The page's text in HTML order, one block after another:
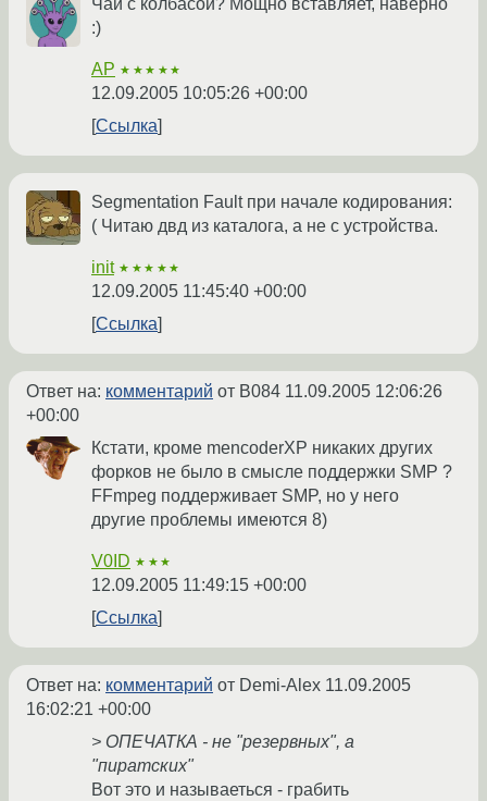
Чай с колбасой? Мощно вставляет, наверно
:)
AP ★★★★★
12.09.2005 10:05:26 +00:00
Ссылка
Segmentation Fault при начале кодирования:
( Читаю двд из каталога, а не с устройства.
init ★★★★★
12.09.2005 11:45:40 +00:00
Ссылка
Ответ на: комментарий от B084 11.09.2005 12:06:26
+00:00
Кстати, кроме mencoderXP никаких других
форков не было в смысле поддержки SMP ?
FFmpeg поддерживает SMP, но у него
другие проблемы имеются 8)
V0ID ★★★
12.09.2005 11:49:15 +00:00
Ссылка
Ответ на: комментарий от Demi-Alex 11.09.2005
16:02:21 +00:00
> ОПЕЧАТКА - не "резервных", а
"пиратских"
Вот это и называеться - грабить